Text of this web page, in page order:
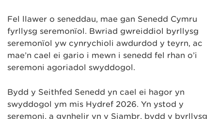
Fel llawer o seneddau, mae gan Senedd Cymru
fyrllysg seremonïol. Bwriad gwreiddiol byrllysg
seremonïol yw cynrychioli awdurdod y teyrn, ac
mae’n cael ei gario i mewn i senedd fel rhan o’i
seremoni agoriadol swyddogol.
Bydd y Seithfed Senedd yn cael ei hagor yn
swyddogol ym mis Hydref 2026. Yn ystod y
seremoni, a gynhelir yn y Siambr, bydd y byrllysg